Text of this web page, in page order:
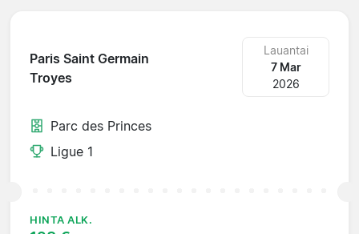
Paris Saint Germain
Troyes
Lauantai
7 Mar
2026
Parc des Princes
Ligue 1
HINTA ALK.